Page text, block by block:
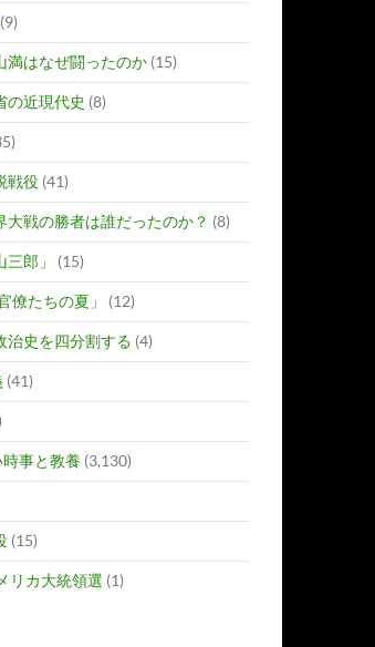
(9)
はなぜ闘ったのか (15)
の近現代史 (8)
戦役 (41)
大戦の勝者は誰だったのか？ (8)
郎」 (15)
僚たちの夏」 (12)
治史を四分割する (4)
(41)
事と教養 (3,130)
(15)
リカ大統領選 (1)